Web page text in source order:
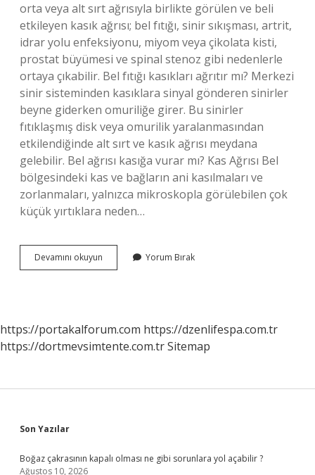
orta veya alt sırt ağrısıyla birlikte görülen ve beli
etkileyen kasık ağrısı; bel fıtığı, sinir sıkışması, artrit,
idrar yolu enfeksiyonu, miyom veya çikolata kisti,
prostat büyümesi ve spinal stenoz gibi nedenlerle
ortaya çıkabilir. Bel fıtığı kasıkları ağrıtır mı? Merkezi
sinir sisteminden kasıklara sinyal gönderen sinirler
beyne giderken omuriliğe girer. Bu sinirler
fıtıklaşmış disk veya omurilik yaralanmasından
etkilendiğinde alt sırt ve kasık ağrısı meydana
gelebilir. Bel ağrısı kasığa vurar mı? Kas Ağrısı Bel
bölgesindeki kas ve bağların ani kasılmaları ve
zorlanmaları, yalnızca mikroskopla görülebilen çok
küçük yırtıklara neden…
Devamını okuyun
Ağrısı
Yorum Bırak
https://portakalforum.com https://dzenlifespa.com.tr
https://dortmevsimtente.com.trSitemap
Sidebar
Son Yazılar
Boğaz çakrasının kapalı olması ne gibi sorunlara yol açabilir ?
Ağustos 10, 2026